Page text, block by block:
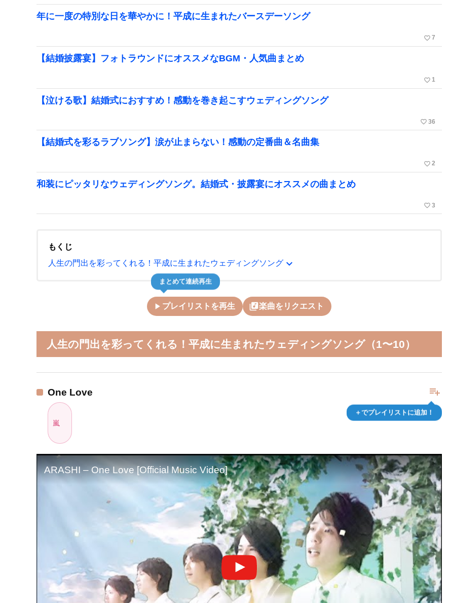
年に一度の特別な日を華やかに！平成に生まれたバースデーソング
favorite_border 7
【結婚披露宴】フォトラウンドにオススメなBGM・人気曲まとめ
favorite_border 1
【泣ける歌】結婚式におすすめ！感動を巻き起こすウェディングソング
favorite_border 36
【結婚式を彩るラブソング】涙が止まらない！感動の定番曲＆名曲集
favorite_border 2
和装にピッタリなウェディングソング。結婚式・披露宴にオススメの曲まとめ
favorite_border 3
もくじ
人生の門出を彩ってくれる！平成に生まれたウェディングソング expand_more
play_arrow プレイリストを再生
まとめて連続再生
library_music楽曲をリクエスト
人生の門出を彩ってくれる！平成に生まれたウェディングソング（1〜10）
playlist_add
＋でプレイリストに追加！
One Love
嵐
ARASHI – One Love [Official Music Video]